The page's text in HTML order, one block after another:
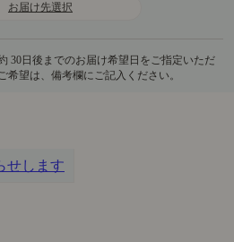
お届け先選択
せします